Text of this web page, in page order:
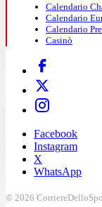
Calendario
Calendario
Calendario
Casinò
Facebook
Instagram
X
WhatsApp
© 2026